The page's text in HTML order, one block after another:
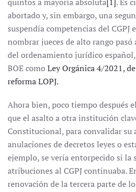
abortado y, sin embargo, una
suspendía competencias del CGPJ
nombrar jueces de alto rango
del ordenamiento jurídico
BOE como Ley Orgánica 4/2021,
reforma LOPJ.
Ahora bien, poco tiempo después
que el asalto a otra institución
Constitucional, para convalidar su
anulaciones de decretos leyes o
ejemplo, se vería entorpecido si la
atribuciones al CGPJ continuaba.
renovación de la tercera parte de